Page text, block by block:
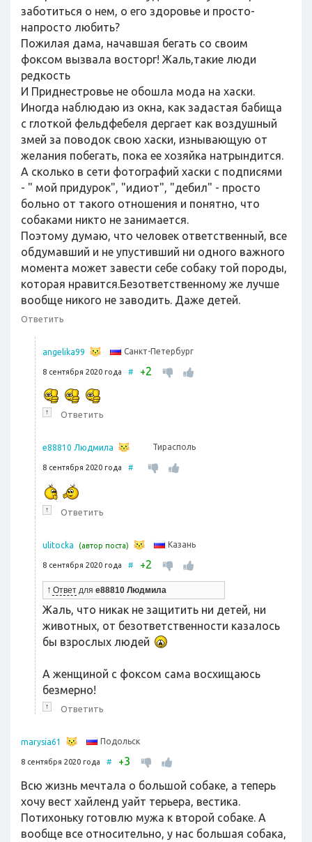
заботиться о нем, о его здоровье и просто-
напросто любить?
Пожилая дама, начавшая бегать со своим
фоксом вызвала восторг! Жаль,такие люди
редкость
И Приднестровье не обошла мода на хаски.
Иногда наблюдаю из окна, как задастая бабища
с глоткой фельдфебеля дергает как воздушный
змей за поводок свою хаски, изнывающую от
желания побегать, пока ее хозяйка натрындится.
А сколько в сети фотографий хаски с подписями
- " мой придурок", "идиот", "дебил" - просто
больно от такого отношения и понятно, что
собаками никто не занимается.
Поэтому думаю, что человек ответственный, все
обдумавший и не упустивший ни одного важного
момента может завести себе собаку той породы,
которая нравится.Безответственному же лучше
вообще никого не заводить. Даже детей.
Ответить
angelika99 Санкт-Петербург
8 сентября 2020 года # +2
↑ Ответить
e88810 Людмила Тирасполь
8 сентября 2020 года #
↑ Ответить
ulitocka (автор поста) Казань
8 сентября 2020 года # +2
↑ Ответ для e88810 Людмила
Жаль, что никак не защитить ни детей, ни
животных, от безответственности казалось
бы взрослых людей
А женщиной с фоксом сама восхищаюсь
безмерно!
↑ Ответить
marysia61 Подольск
8 сентября 2020 года # +3
Всю жизнь мечтала о большой собаке, а теперь
хочу вест хайленд уайт терьера, вестика.
Потихоньку готовлю мужа к второй собаке. А
вообще все относительно, у нас большая собака,